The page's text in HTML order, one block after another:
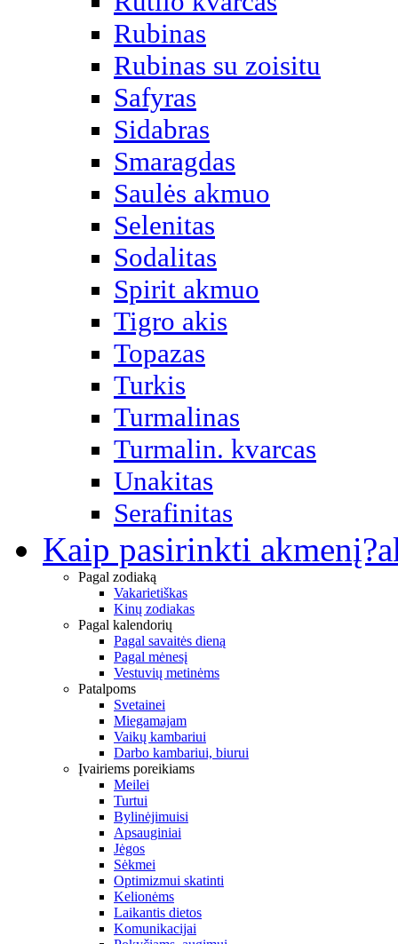
Rubinas
Rubinas su zoisitu
Safyras
Sidabras
Smaragdas
Saulės akmuo
Selenitas
Sodalitas
Spirit akmuo
Tigro akis
Topazas
Turkis
Turmalinas
Turmalin. kvarcas
Unakitas
Serafinitas
Kaip pasirinkti akmenį?
Pagal zodiaką
Vakarietiškas
Kinų zodiakas
Pagal kalendorių
Pagal savaitės dieną
Pagal mėnesį
Vestuvių metinėms
Patalpoms
Svetainei
Miegamajam
Vaikų kambariui
Darbo kambariui, biurui
Įvairiems poreikiams
Meilei
Turtui
Bylinėjimuisi
Apsauginiai
Jėgos
Sėkmei
Optimizmui skatinti
Kelionėms
Laikantis dietos
Komunikacijai